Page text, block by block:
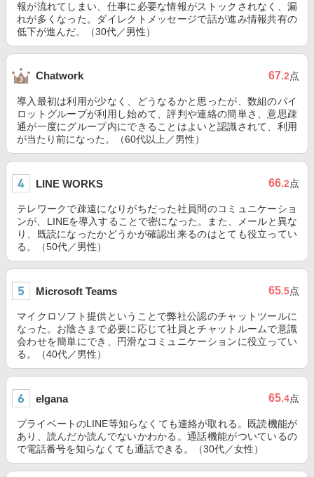
報が流れてしまい、仕事に必要な情報がストックされなく、漏
れが多くなった。ダイレクトメッセージで話が進み情報共有の
低下が進んだ。（30代／男性）
Chatwork 67.2点
導入最初は利用が少なく、どうなるかと思ったが、数組のパイ
ロットグループが利用し始めて、評判や連絡の簡単さ、意思疎
通が一度にグループ内にできることはよいと認識されて、利用
が当たり前になった。（60代以上／男性）
LINE WORKS 66.2点
テレワークで疎遠になりがちだった社員間のコミュニケーショ
ンが、LINEを導入することで密になった。また、メールと異な
り、既読になったかどうかが確認出来るのはとても役立ってい
る。（50代／男性）
Microsoft Teams 65.5点
マイクロソフト提供ということで弊社公認のチャットツールに
なった。お陰さまで必要に応じて社員とチャットルームで意識
会わせを簡単にでき、円滑なコミュニケーションに役立ってい
る。（40代／男性）
elgana 65.4点
プライベートのLINE等知らなくても連絡が取れる。既読機能が
あり、読んだか読んでないかわかる。通話機能がついているの
で電話番号を知らなくても通話できる。（30代／女性）